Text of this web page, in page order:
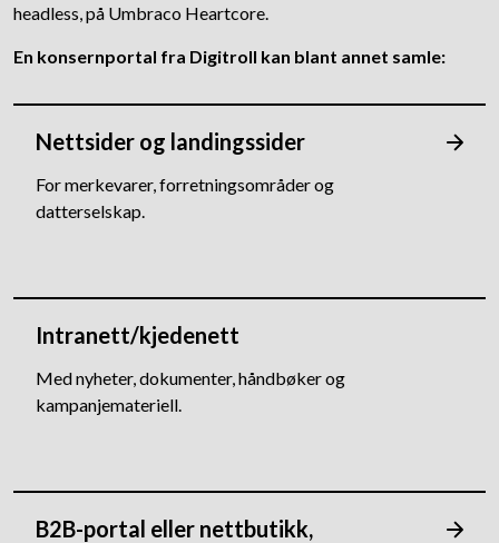
headless, på Umbraco Heartcore.
En konsernportal fra Digitroll kan blant annet samle:
Nettsider og landingssider
For merkevarer, forretningsområder og
datterselskap.
Intranett/kjedenett
Med nyheter, dokumenter, håndbøker og
kampanjemateriell.
B2B-portal eller nettbutikk,